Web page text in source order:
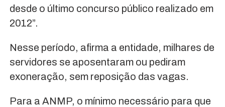
desde o último concurso público realizado em
2012”.
Nesse período, afirma a entidade, milhares de
servidores se aposentaram ou pediram
exoneração, sem reposição das vagas.
Para a ANMP, o mínimo necessário para que